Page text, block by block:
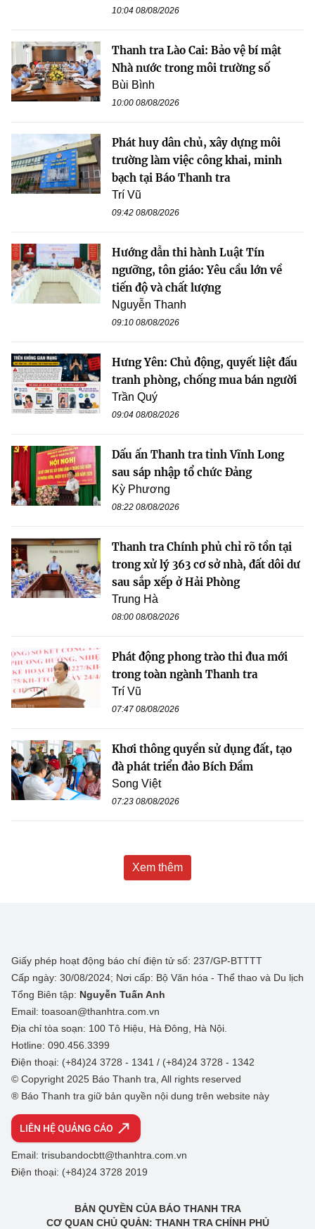
10:04 08/08/2026
Thanh tra Lào Cai: Bảo vệ bí mật
Nhà nước trong môi trường số
Bùi Bình
10:00 08/08/2026
Phát huy dân chủ, xây dựng môi
trường làm việc công khai, minh
bạch tại Báo Thanh tra
Trí Vũ
09:42 08/08/2026
Hướng dẫn thi hành Luật Tín
ngưỡng, tôn giáo: Yêu cầu lớn về
tiến độ và chất lượng
Nguyễn Thanh
09:10 08/08/2026
Hưng Yên: Chủ động, quyết liệt đấu
tranh phòng, chống mua bán người
Trần Quý
09:04 08/08/2026
Dấu ấn Thanh tra tỉnh Vĩnh Long
sau sáp nhập tổ chức Đảng
Kỳ Phương
08:22 08/08/2026
Thanh tra Chính phủ chỉ rõ tồn tại
trong xử lý 363 cơ sở nhà, đất dôi dư
sau sắp xếp ở Hải Phòng
Trung Hà
08:00 08/08/2026
Phát động phong trào thi đua mới
trong toàn ngành Thanh tra
Trí Vũ
07:47 08/08/2026
Khơi thông quyền sử dụng đất, tạo
đà phát triển đảo Bích Đầm
Song Việt
07:23 08/08/2026
Xem thêm
Giấy phép hoạt động báo chí điện tử số: 237/GP-BTTTT
Cấp ngày: 30/08/2024; Nơi cấp: Bộ Văn hóa - Thể thao và Du lịch
Tổng Biên tập: Nguyễn Tuấn Anh
Email: toasoan@thanhtra.com.vn
Địa chỉ tòa soạn: 100 Tô Hiệu, Hà Đông, Hà Nội.
Hotline: 090.456.3399
Điện thoại: (+84)24 3728 - 1341 / (+84)24 3728 - 1342
© Copyright 2025 Báo Thanh tra, All rights reserved
® Báo Thanh tra giữ bản quyền nội dung trên website này
LIÊN HỆ QUẢNG CÁO
Email: trisubandocbtt@thanhtra.com.vn
Điện thoại: (+84)24 3728 2019
BẢN QUYỀN CỦA BÁO THANH TRA
CƠ QUAN CHỦ QUẢN: THANH TRA CHÍNH PHỦ